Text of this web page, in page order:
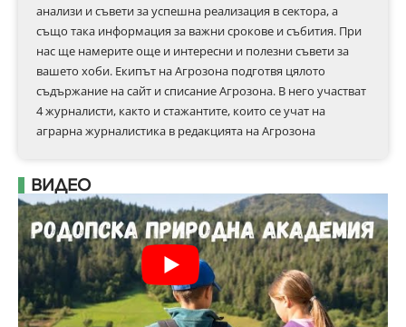
анализи и съвети за успешна реализация в сектора, а
също така информация за важни срокове и събития. При
нас ще намерите още и интересни и полезни съвети за
вашето хоби. Екипът на Агрозона подготвя цялото
съдържание на сайт и списание Агрозона. В него участват
4 журналисти, както и стажантите, които се учат на
аграрна журналистика в редакцията на Агрозона
ВИДЕО